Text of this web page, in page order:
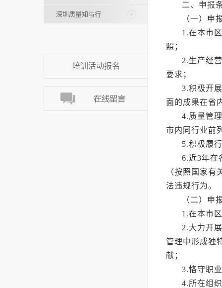
深圳质量知与行
培训活动报名
二、申报
（一）申
1.在本市
照；
2.生产经
要求；
3.积极开
面的成果在省
4.质量管
市内同行业前
5.积极履
6.近3年在
（按照国家
法违规行为。
（二）申
1.在本市
2.大力开
管理中形成独
献；
3.恪守职
4.所在组